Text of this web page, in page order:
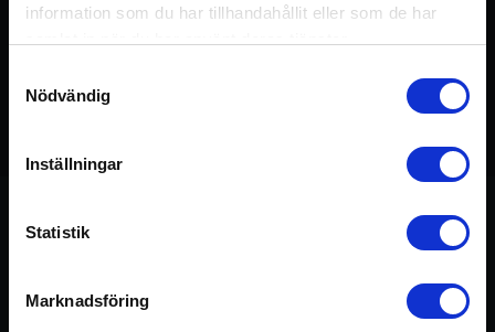
information som du har tillhandahållit eller som de har
Nödvändig
Inställningar
Statistik
Marknadsföring